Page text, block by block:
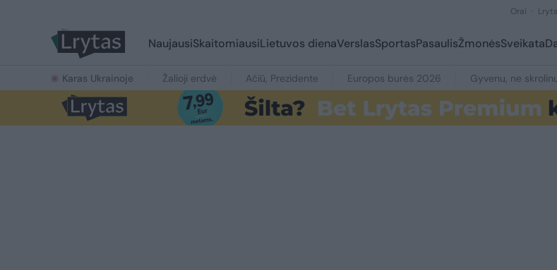
Orai
NaujausiSkaitomiausiLietuvos dienaVerslasSportasPasaulisŽmonėsSveikata
Karas Ukrainoje Žalioji erdvė Ačiū, Prezidente Europos burės 2026 Gyvenu, ne